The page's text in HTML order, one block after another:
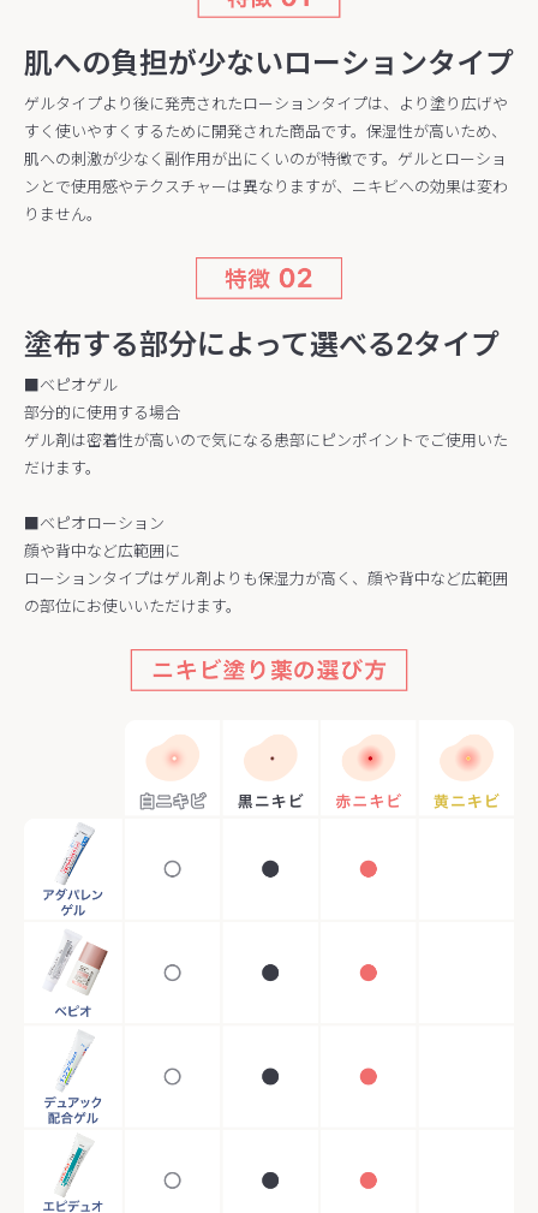
肌への負担が少ないローションタイプ
ゲルタイプより後に発売されたローションタイプは、より塗り広げや
すく使いやすくするために開発された商品です。保湿性が高いため、
肌への刺激が少なく副作用が出にくいのが特徴です。ゲルとローショ
ンとで使用感やテクスチャーは異なりますが、ニキビへの効果は変わ
りません。
塗布する部分によって選べる2タイプ
■ベピオゲル
部分的に使用する場合
ゲル剤は密着性が高いので気になる患部にピンポイントでご使用いた
だけます。
■ベピオローション
顔や背中など広範囲に
ローションタイプはゲル剤よりも保湿力が高く、顔や背中など広範囲
の部位にお使いいただけます。